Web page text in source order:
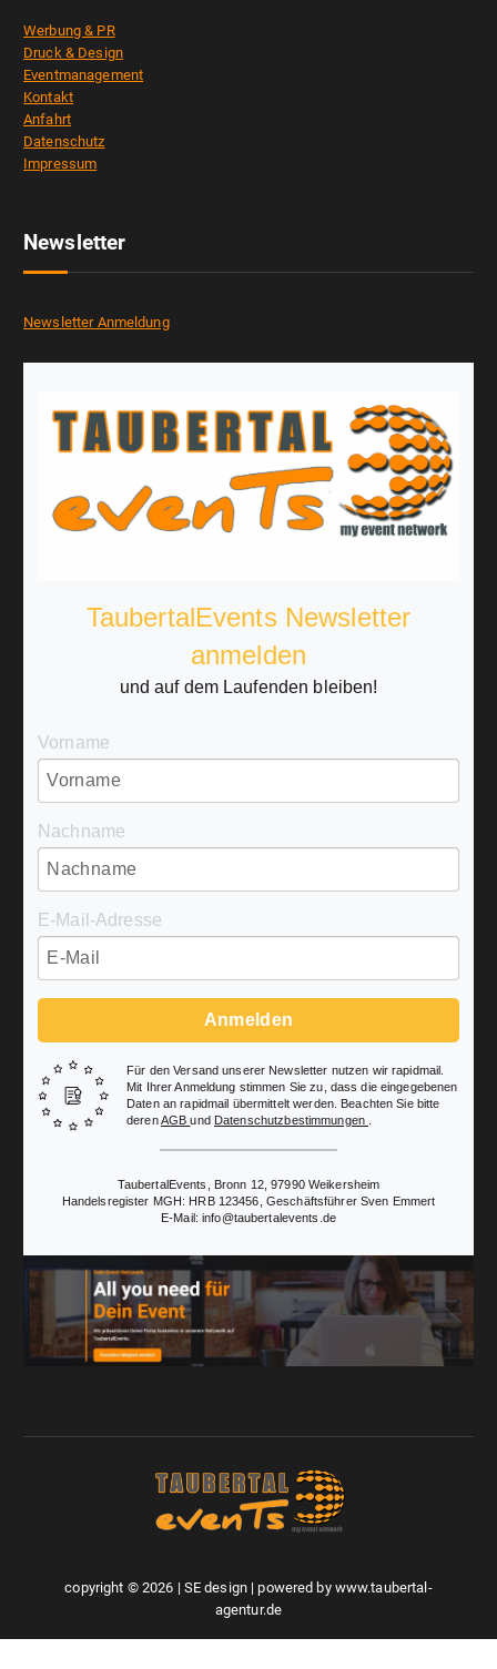
Werbung & PR
Druck & Design
Eventmanagement
Kontakt
Anfahrt
Datenschutz
Impressum
Newsletter
Newsletter Anmeldung
TaubertalEvents Newsletter
anmelden
und auf dem Laufenden bleiben!
Vorname
Nachname
E-Mail-Adresse
Anmelden
Für den Versand unserer Newsletter nutzen wir rapidmail.
Mit Ihrer Anmeldung stimmen Sie zu, dass die eingegebenen
Daten an rapidmail übermittelt werden. Beachten Sie bitte
derenAGBund Datenschutzbestimmungen
TaubertalEvents, Bronn 12, 97990 Weikersheim
Handelsregister MGH: HRB 123456, Geschäftsführer Sven Emmert
E-Mail: info@taubertalevents.de
copyright © 2026 | SE design | powered by www.taubertal-
agentur.de